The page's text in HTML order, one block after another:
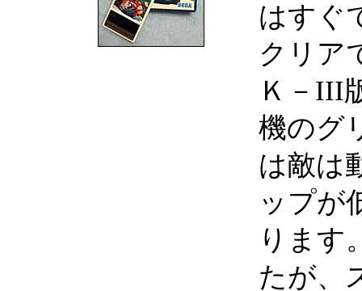
はすぐ
クリア
Ｋ－III
機のグ
は敵は
ップが
ります
たが、